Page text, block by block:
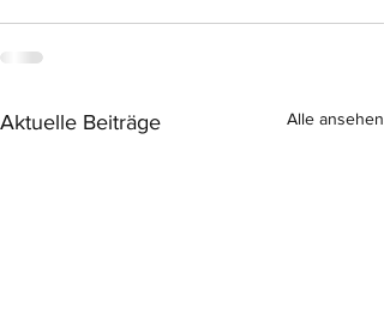
Aktuelle Beiträge Alle ansehen